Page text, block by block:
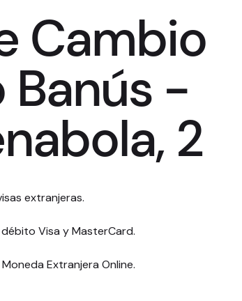
Cambio
Banús -
2
extranjeras.
Visa y MasterCard.
Extranjera Online.